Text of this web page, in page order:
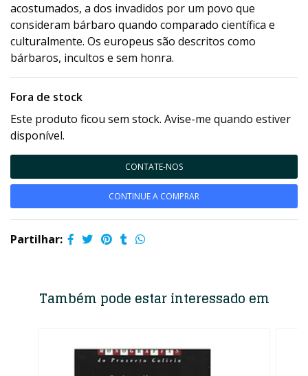
acostumados, a dos invadidos por um povo que
consideram bárbaro quando comparado científica e
culturalmente. Os europeus são descritos como
bárbaros, incultos e sem honra.
Fora de stock
Este produto ficou sem stock. Avise-me quando estiver
disponível.
CONTATE-NOS
CONTINUE A COMPRAR
Partilhar:
Também pode estar interessado em